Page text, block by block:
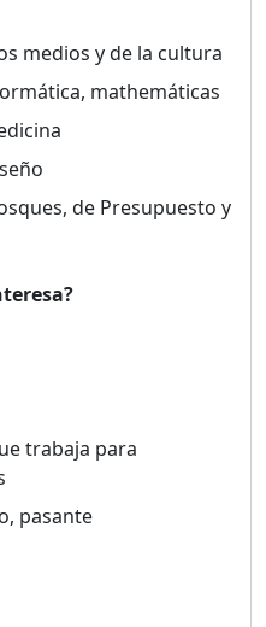
medios y de la cultura
mathemáticas
de Presupuesto y
trabaja para
pasante